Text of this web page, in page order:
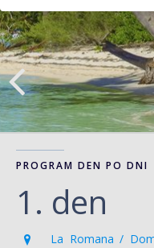
PROGRAM DEN PO DNI
1. den
La Romana /